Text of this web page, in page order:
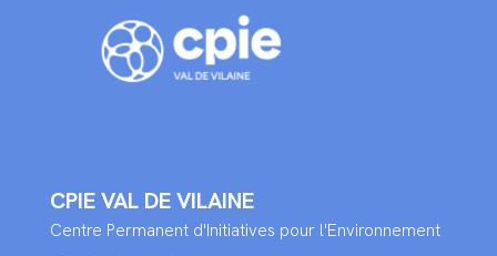
CPIE VAL DE VILAINE
Centre Permanent d'Initiatives pour l'Environnement